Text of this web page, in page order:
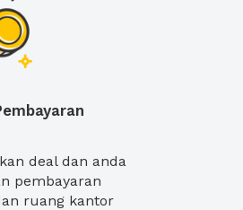
deal dan anda
pembayaran
ruang kantor